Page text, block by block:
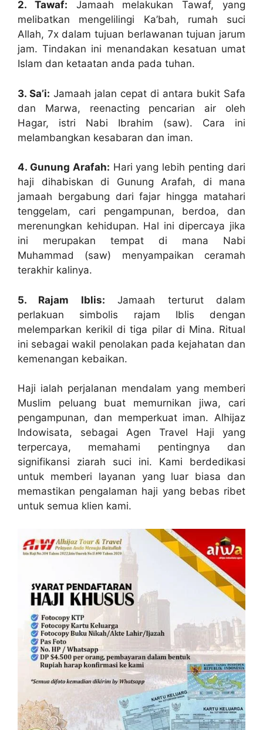
2. Tawaf: Jamaah melakukan Tawaf, yang
melibatkan mengelilingi Ka’bah, rumah suci
Allah, 7x dalam tujuan berlawanan tujuan jarum
jam. Tindakan ini menandakan kesatuan umat
Islam dan ketaatan anda pada tuhan.
3. Sa’i: Jamaah jalan cepat di antara bukit Safa
dan Marwa, reenacting pencarian air oleh
Hagar, istri Nabi Ibrahim (saw). Cara ini
melambangkan kesabaran dan iman.
4. Gunung Arafah: Hari yang lebih penting dari
haji dihabiskan di Gunung Arafah, di mana
jamaah bergabung dari fajar hingga matahari
tenggelam, cari pengampunan, berdoa, dan
merenungkan kehidupan. Hal ini dipercaya jika
ini merupakan tempat di mana Nabi
Muhammad (saw) menyampaikan ceramah
terakhir kalinya.
5. Rajam Iblis: Jamaah terturut dalam
perlakuan simbolis rajam Iblis dengan
melemparkan kerikil di tiga pilar di Mina. Ritual
ini sebagai wakil penolakan pada kejahatan dan
kemenangan kebaikan.
Haji ialah perjalanan mendalam yang memberi
Muslim peluang buat memurnikan jiwa, cari
pengampunan, dan memperkuat iman. Alhijaz
Indowisata, sebagai Agen Travel Haji yang
terpercaya, memahami pentingnya dan
signifikansi ziarah suci ini. Kami berdedikasi
untuk memberi layanan yang luar biasa dan
memastikan pengalaman haji yang bebas ribet
untuk semua klien kami.